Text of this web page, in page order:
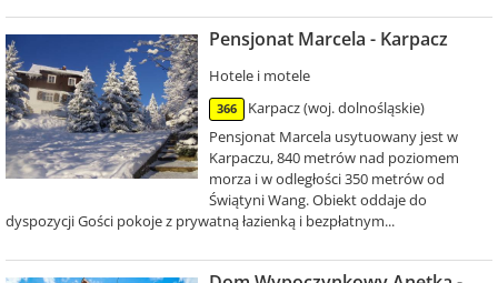
Pensjonat Marcela - Karpacz
Hotele i motele
366
Karpacz (woj. dolnośląskie)
Pensjonat Marcela usytuowany jest w
Karpaczu, 840 metrów nad poziomem
morza i w odległości 350 metrów od
Świątyni Wang. Obiekt oddaje do
dyspozycji Gości pokoje z prywatną łazienką i bezpłatnym...